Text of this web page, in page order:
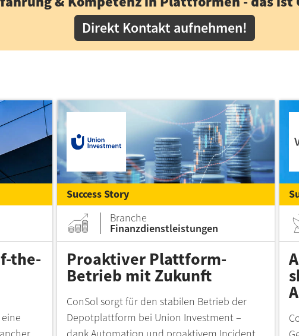
Direkt Kontakt aufnehmen!
the-
Success Story
Branche
Finanzdienstleistungen
Proaktiver Plattform-
Betrieb mit Zukunft
ConSol sorgt für den stabilen Betrieb der
Depotplattform bei Union Investment –